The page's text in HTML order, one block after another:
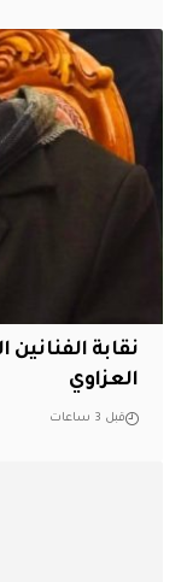
نقابة الفنانين
العزاوي
قبل 3 ساعات